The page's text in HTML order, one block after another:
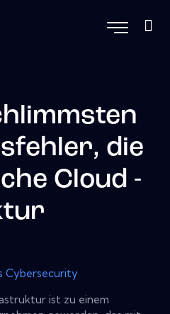
die
Cloud -
Cybersecurity
ist zu einem